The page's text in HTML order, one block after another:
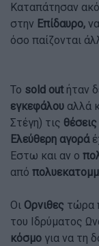
Καταπάτησαν
στην Επίδαυρο,
όσο παίζονται
Το sold out ήταν
εγκεφάλου αλλά
Στέγη) τις θέσεις
Ελεύθερη αγορά
Εστω και αν ο
από
Οι Ορνιθες τώρα
του Ιδρύματος
κόσμο για να τη